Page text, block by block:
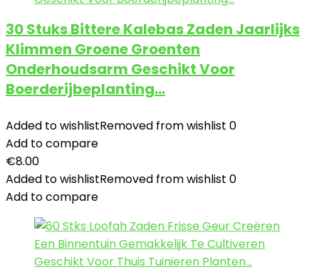
30 Stuks Bittere Kalebas Zaden Jaarlijks
Klimmen Groene Groenten
Onderhoudsarm Geschikt Voor
Boerderijbeplanting…
Added to wishlistRemoved from wishlist 0
Add to compare
€8.00
Added to wishlistRemoved from wishlist 0
Add to compare